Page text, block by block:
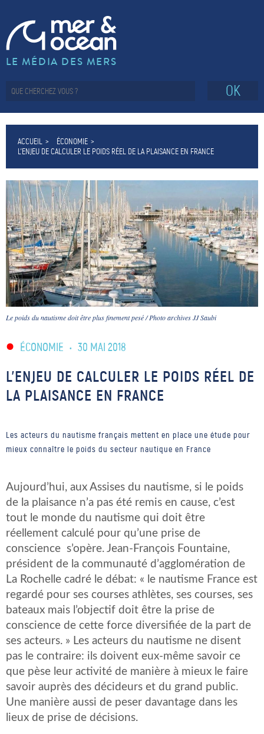
LE MÉDIA DES MERS
OK
ACCUEIL
ÉCONOMIE
L’ENJEU DE CALCULER LE POIDS RÉEL DE LA PLAISANCE EN FRANCE
Le poids du nautisme doit être plus finement pesé / Photo archives JJ Saubi
ÉCONOMIE • 30 MAI 2018
L’ENJEU DE CALCULER LE POIDS RÉEL DE
LA PLAISANCE EN FRANCE
Les acteurs du nautisme français mettent en place une étude pour
mieux connaître le poids du secteur nautique en France
Aujourd’hui, aux Assises du nautisme, si le poids
de la plaisance n’a pas été remis en cause, c’est
tout le monde du nautisme qui doit être
réellement calculé pour qu’une prise de
conscience s’opère. Jean-François Fountaine,
président de la communauté d’agglomération de
La Rochelle cadré le débat: « le nautisme France est
regardé pour ses courses athlètes, ses courses, ses
bateaux mais l’objectif doit être la prise de
conscience de cette force diversifiée de la part de
ses acteurs. » Les acteurs du nautisme ne disent
pas le contraire: ils doivent eux-même savoir ce
que pèse leur activité de manière à mieux le faire
savoir auprès des décideurs et du grand public.
Une manière aussi de peser davantage dans les
lieux de prise de décisions.